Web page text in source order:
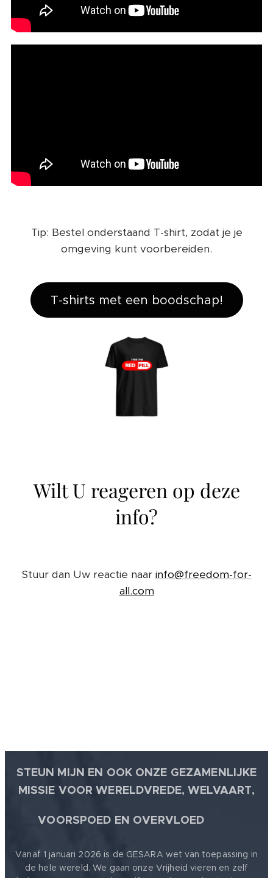
Tip: Bestel onderstaand T-shirt, zodat je je
omgeving kunt voorbereiden.
T-shirts met een boodschap!
Wilt U reageren op deze
info?
Stuur dan Uw reactie naar info@freedom-for-
all.com
STEUN MIJN EN OOK ONZE GEZAMENLIJKE
MISSIE VOOR WERELDVREDE, WELVAART,
VOORSPOED EN OVERVLOED
Vanaf 1 januari 2026 is de GESARA wet van toepassing in
de hele wereld. We gaan onze Vrijheid vieren en zelf